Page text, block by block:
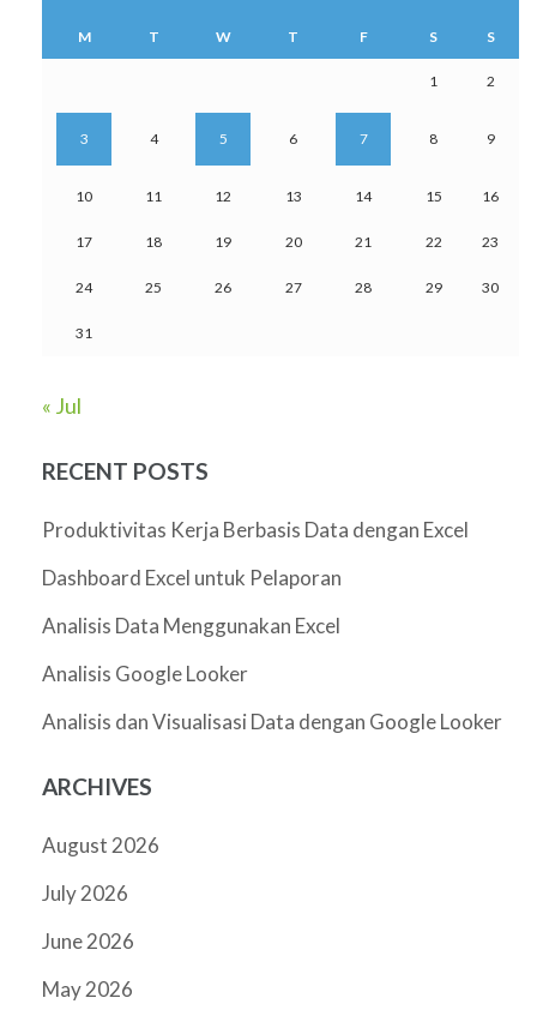
M T W T F S S
1 2
3 4 5 6 7 8 9
10 11 12 13 14 15 16
17 18 19 20 21 22 23
24 25 26 27 28 29 30
31
« Jul
RECENT POSTS
Produktivitas Kerja Berbasis Data dengan Excel
Dashboard Excel untuk Pelaporan
Analisis Data Menggunakan Excel
Analisis Google Looker
Analisis dan Visualisasi Data dengan Google Looker
ARCHIVES
August 2026
July 2026
June 2026
May 2026